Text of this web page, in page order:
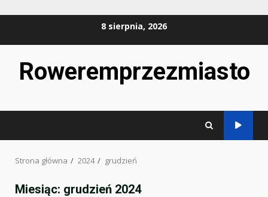
8 sierpnia, 2026
Roweremprzezmiasto
Strona główna 2024 grudzień
Miesiąc: grudzień 2024